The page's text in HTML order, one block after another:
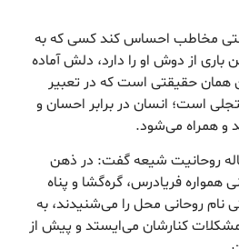
مخاطب احساس کند کسی که به
باری از دوش او را دارد، دلش آماده
حقیقتی است که در تعبیر
است؛ انسان در برابر احسان و
و همراه می‌شود.
روحانیت شیعه گفت: در ذهن
همواره فریادرس، گره‌گشا و پناه
نام روحانی محل را می‌شنیدند، به
کنارشان می‌ایستد و پیش از